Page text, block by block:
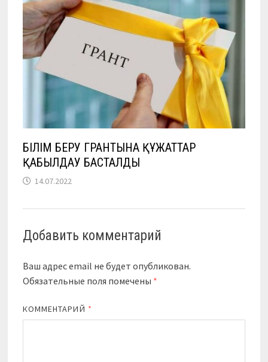
БІЛІМ БЕРУ ГРАНТЫНА ҚҰЖАТТАР
ҚАБЫЛДАУ БАСТАЛДЫ
14.07.2022
Добавить комментарий
Ваш адрес email не будет опубликован.
Обязательные поля помечены *
КОММЕНТАРИЙ *